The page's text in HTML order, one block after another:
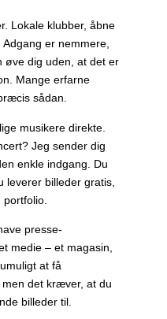
Lokale klubber, åbne
er nemmere,
øve dig uden, at det er
Mange erfarne
sådan.
musikere direkte.
Jeg sender dig
enkle indgang. Du
leverer billeder gratis,
presse-
medie – et magasin,
at få
det kræver, at du
billeder til.